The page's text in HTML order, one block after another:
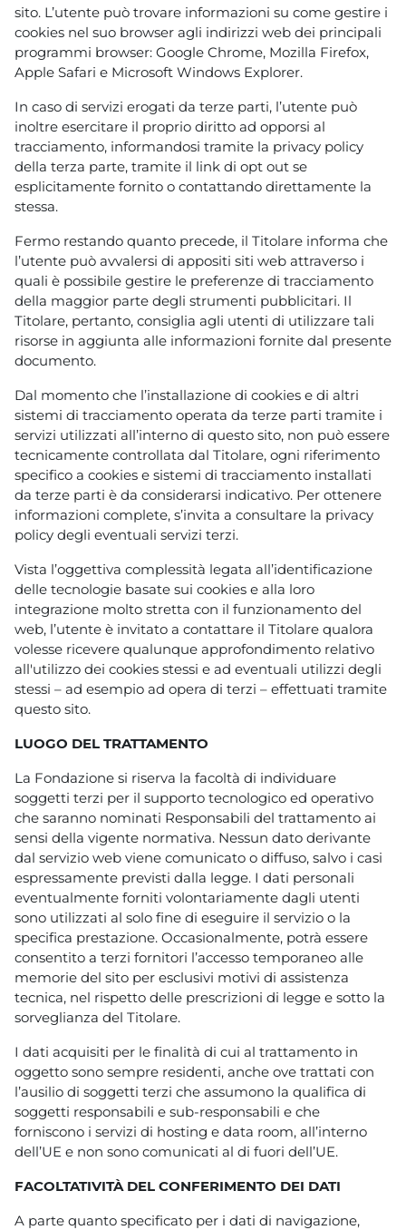
sito. L’utente può trovare informazioni su come gestire i
cookies nel suo browser agli indirizzi web dei principali
programmi browser: Google Chrome, Mozilla Firefox,
Apple Safari e Microsoft Windows Explorer.
In caso di servizi erogati da terze parti, l’utente può
inoltre esercitare il proprio diritto ad opporsi al
tracciamento, informandosi tramite la privacy policy
della terza parte, tramite il link di opt out se
esplicitamente fornito o contattando direttamente la
stessa.
Fermo restando quanto precede, il Titolare informa che
l’utente può avvalersi di appositi siti web attraverso i
quali è possibile gestire le preferenze di tracciamento
della maggior parte degli strumenti pubblicitari. Il
Titolare, pertanto, consiglia agli utenti di utilizzare tali
risorse in aggiunta alle informazioni fornite dal presente
documento.
Dal momento che l’installazione di cookies e di altri
sistemi di tracciamento operata da terze parti tramite i
servizi utilizzati all’interno di questo sito, non può essere
tecnicamente controllata dal Titolare, ogni riferimento
specifico a cookies e sistemi di tracciamento installati
da terze parti è da considerarsi indicativo. Per ottenere
informazioni complete, s’invita a consultare la privacy
policy degli eventuali servizi terzi.
Vista l’oggettiva complessità legata all’identificazione
delle tecnologie basate sui cookies e alla loro
integrazione molto stretta con il funzionamento del
web, l’utente è invitato a contattare il Titolare qualora
volesse ricevere qualunque approfondimento relativo
all'utilizzo dei cookies stessi e ad eventuali utilizzi degli
stessi – ad esempio ad opera di terzi – effettuati tramite
questo sito.
LUOGO DEL TRATTAMENTO
La Fondazione si riserva la facoltà di individuare
soggetti terzi per il supporto tecnologico ed operativo
che saranno nominati Responsabili del trattamento ai
sensi della vigente normativa. Nessun dato derivante
dal servizio web viene comunicato o diffuso, salvo i casi
espressamente previsti dalla legge. I dati personali
eventualmente forniti volontariamente dagli utenti
sono utilizzati al solo fine di eseguire il servizio o la
specifica prestazione. Occasionalmente, potrà essere
consentito a terzi fornitori l’accesso temporaneo alle
memorie del sito per esclusivi motivi di assistenza
tecnica, nel rispetto delle prescrizioni di legge e sotto la
sorveglianza del Titolare.
I dati acquisiti per le finalità di cui al trattamento in
oggetto sono sempre residenti, anche ove trattati con
l’ausilio di soggetti terzi che assumono la qualifica di
soggetti responsabili e sub-responsabili e che
forniscono i servizi di hosting e data room, all’interno
dell’UE e non sono comunicati al di fuori dell’UE.
FACOLTATIVITÀ DEL CONFERIMENTO DEI DATI
A parte quanto specificato per i dati di navigazione,